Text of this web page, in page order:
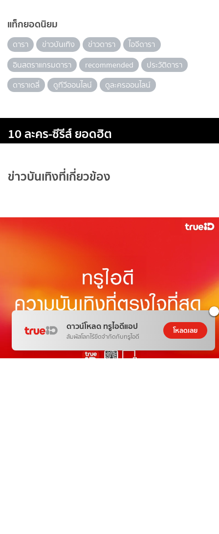
แท็กยอดนิยม
ดารา ข่าวบันเทิง ข่าวดารา
ไอจีดารา
อินสตราแกรมดารา
recommended
ประวัติดารา
ดาราเดลี่
ดูทีวีออนไลน์ ดูละครออนไลน์
10 ละคร-ซีรีส์ ยอดฮิต
ข่าวบันเทิงที่เกี่ยวข้อง
ดาวน์โหลด ทรูไอดีแอป
สัมผัสโลกไร้ขีดจำกัดกับทรูไอดี
โหลดเลย